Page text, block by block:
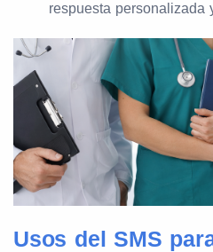
respuesta personalizada
Usos del SMS